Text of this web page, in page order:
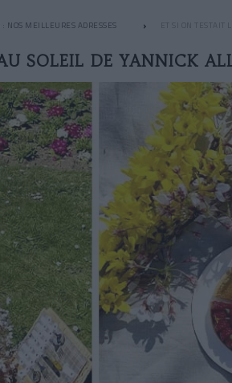
NOS MEILLEURES ADRESSES ET SI ON
SOLEIL DE YANNICK